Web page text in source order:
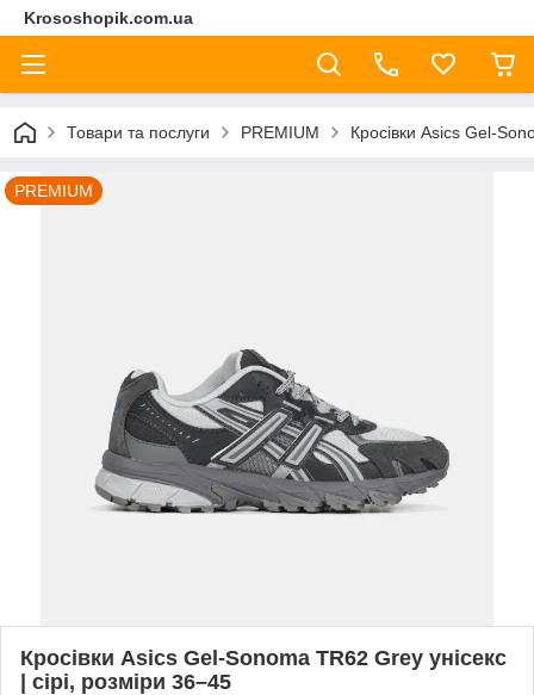
Krososhopik.com.ua
Товари та послуги PREMIUM Кросівки Asics Gel-
PREMIUM
Кросівки Asics Gel-Sonoma TR62 Grey унісекс
| сірі, розміри 36–45